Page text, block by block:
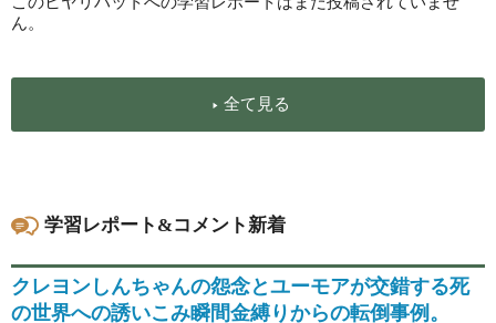
ん。
全て見る
学習レポート&コメント新着
クレヨンしんちゃんの怨念とユーモアが交錯する死
の世界への誘いこみ瞬間金縛りからの転倒事例。